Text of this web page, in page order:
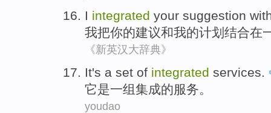
I integrated your suggestion
我把你的建议和我的计划 结合在
《新英汉大辞典》
It's a set of integrated services.
它是一组集成的服务。
youdao